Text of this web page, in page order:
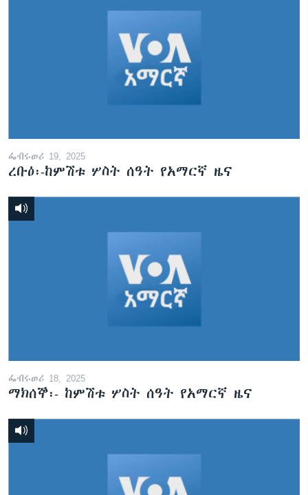
ፌብሩወሪ 19, 2025
ረቡዕ፡-ከምሽቱ ሦስት ሰዓት የአማርኛ ዜና
ፌብሩወሪ 18, 2025
ማክሰኞ፡- ከምሽቱ ሦስት ሰዓት የአማርኛ ዜና